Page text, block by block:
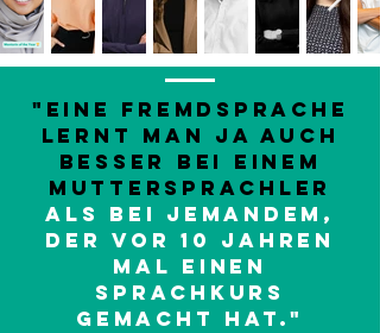
"Eine Fremdsprache
lernt man ja auch
besser bei einem
Muttersprachler
als bei jemandem,
der vor 10 Jahren
mal einen
Sprachkurs
gemacht hat."